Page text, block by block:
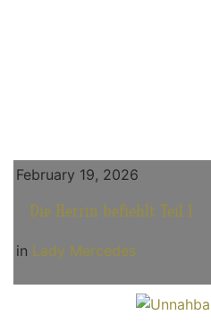
February 19, 2026
Die Herrin befiehlt Teil 1
in Lady Mercedes